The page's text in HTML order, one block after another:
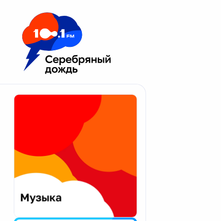
Москва 100.1 FM
Апатиты
Екатеринбург
Калининград
Калуга